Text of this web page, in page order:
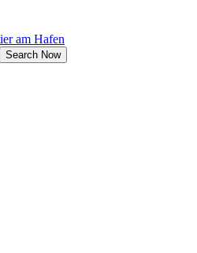
Search Now